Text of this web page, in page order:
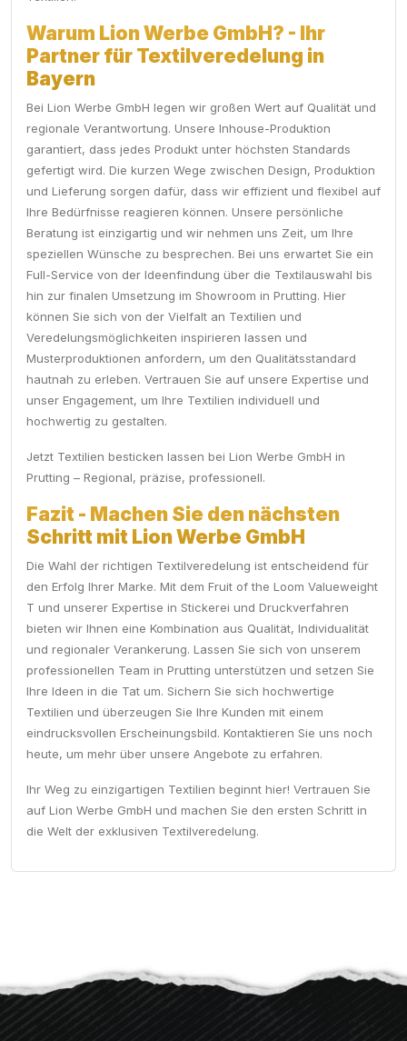
Warum Lion Werbe GmbH? - Ihr
Partner für Textilveredelung in
Bayern
Bei Lion Werbe GmbH legen wir großen Wert auf Qualität und
regionale Verantwortung. Unsere Inhouse-Produktion
garantiert, dass jedes Produkt unter höchsten Standards
gefertigt wird. Die kurzen Wege zwischen Design, Produktion
und Lieferung sorgen dafür, dass wir effizient und flexibel auf
Ihre Bedürfnisse reagieren können. Unsere persönliche
Beratung ist einzigartig und wir nehmen uns Zeit, um Ihre
speziellen Wünsche zu besprechen. Bei uns erwartet Sie ein
Full-Service von der Ideenfindung über die Textilauswahl bis
hin zur finalen Umsetzung im Showroom in Prutting. Hier
können Sie sich von der Vielfalt an Textilien und
Veredelungsmöglichkeiten inspirieren lassen und
Musterproduktionen anfordern, um den Qualitätsstandard
hautnah zu erleben. Vertrauen Sie auf unsere Expertise und
unser Engagement, um Ihre Textilien individuell und
hochwertig zu gestalten.
Jetzt Textilien besticken lassen bei Lion Werbe GmbH in
Prutting – Regional, präzise, professionell.
Fazit - Machen Sie den nächsten
Schritt mit Lion Werbe GmbH
Die Wahl der richtigen Textilveredelung ist entscheidend für
den Erfolg Ihrer Marke. Mit dem Fruit of the Loom Valueweight
T und unserer Expertise in Stickerei und Druckverfahren
bieten wir Ihnen eine Kombination aus Qualität, Individualität
und regionaler Verankerung. Lassen Sie sich von unserem
professionellen Team in Prutting unterstützen und setzen Sie
Ihre Ideen in die Tat um. Sichern Sie sich hochwertige
Textilien und überzeugen Sie Ihre Kunden mit einem
eindrucksvollen Erscheinungsbild. Kontaktieren Sie uns noch
heute, um mehr über unsere Angebote zu erfahren.
Ihr Weg zu einzigartigen Textilien beginnt hier! Vertrauen Sie
auf Lion Werbe GmbH und machen Sie den ersten Schritt in
die Welt der exklusiven Textilveredelung.